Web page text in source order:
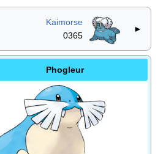
Kaimorse
0365
►
Phogleur